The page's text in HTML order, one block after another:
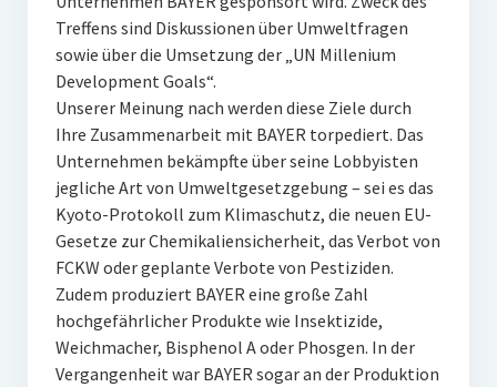
Treffens sind Diskussionen über Umweltfragen
sowie über die Umsetzung der „UN Millenium
Development Goals“.
Unserer Meinung nach werden diese Ziele durch
Ihre Zusammenarbeit mit BAYER torpediert. Das
Unternehmen bekämpfte über seine Lobbyisten
jegliche Art von Umweltgesetzgebung – sei es das
Kyoto-Protokoll zum Klimaschutz, die neuen EU-
Gesetze zur Chemikaliensicherheit, das Verbot von
FCKW oder geplante Verbote von Pestiziden.
Zudem produziert BAYER eine große Zahl
hochgefährlicher Produkte wie Insektizide,
Weichmacher, Bisphenol A oder Phosgen. In der
Vergangenheit war BAYER sogar an der Produktion